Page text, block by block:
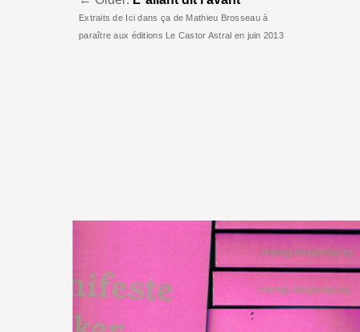
Extraits de Ici dans ça de Mathieu Brosseau à
paraître aux éditions Le Castor Astral en juin 2013